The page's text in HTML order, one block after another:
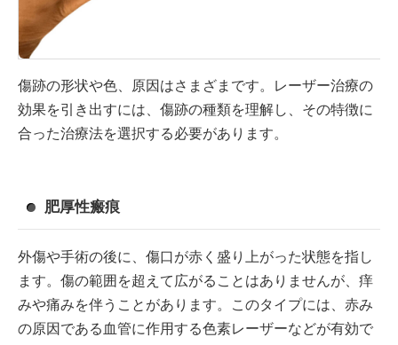
傷跡の形状や色、原因はさまざまです。レーザー治療の
効果を引き出すには、傷跡の種類を理解し、その特徴に
合った治療法を選択する必要があります。
肥厚性瘢痕
外傷や手術の後に、傷口が赤く盛り上がった状態を指し
ます。傷の範囲を超えて広がることはありませんが、痒
みや痛みを伴うことがあります。このタイプには、赤み
の原因である血管に作用する色素レーザーなどが有効で